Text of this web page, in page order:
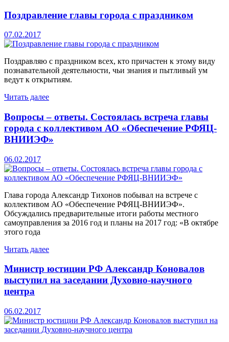
Поздравление главы города с праздником
07.02.2017
Поздравляю с праздником всех, кто причастен к этому виду
познавательной деятельности, чьи знания и пытливый ум
ведут к открытиям.
Читать далее
Вопросы – ответы. Состоялась встреча главы
города с коллективом АО «Обеспечение РФЯЦ-
ВНИИЭФ»
06.02.2017
Глава города Александр Тихонов побывал на встрече с
коллективом АО «Обеспечение РФЯЦ-ВНИИЭФ».
Обсуждались предварительные итоги работы местного
самоуправления за 2016 год и планы на 2017 год: «В октябре
этого года
Читать далее
Министр юстиции РФ Александр Коновалов
выступил на заседании Духовно-научного
центра
06.02.2017